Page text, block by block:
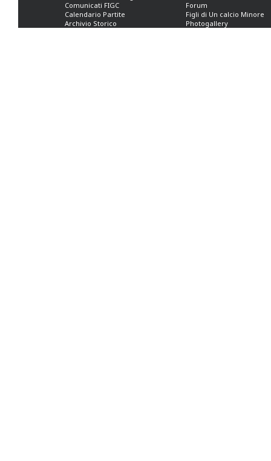
Comunicati FIGC
Calendario Partite
Archivio Storico
Forum
Figli di Un calcio Minore
Photogallery